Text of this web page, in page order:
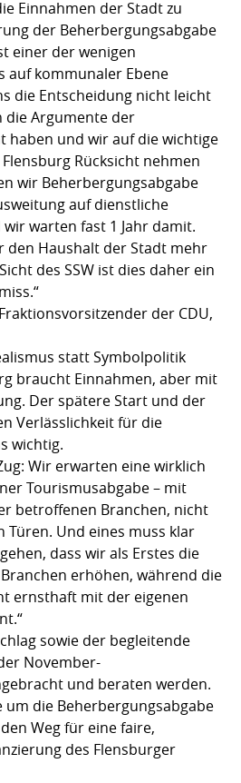
Einnahmen der Stadt zu
der Beherbergungsabgabe
einer der wenigen
auf kommunaler Ebene
die Entscheidung nicht leicht
die Argumente der
haben und wir auf die wichtige
Rücksicht nehmen
wir Beherbergungsabgabe
auf dienstliche
warten fast 1 Jahr damit.
den Haushalt der Stadt mehr
des SSW ist dies daher ein
der CDU,
statt Symbolpolitik
braucht Einnahmen, aber mit
Der spätere Start und der
Verlässlichkeit für die
wichtig.
Wir erwarten eine wirklich
Tourismusabgabe – mit
betroffenen Branchen, nicht
Türen. Und eines muss klar
dass wir als Erstes die
erhöhen, während die
ernsthaft mit der eigenen
sowie der begleitende
November-
und beraten werden.
um die Beherbergungsabgabe
Weg für eine faire,
des Flensburger